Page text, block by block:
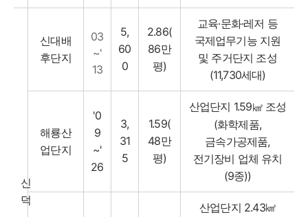
신
덕
신대배
후단지
03
~'
13
5,
60
0
2.86(
86만
평)
교육·문화·레저 등
국제업무기능 지원
및 주거단지 조성
(11,730세대)
해룡산
업단지
'0
9
~'
26
3,
31
5
1.59(
48만
평)
산업단지 1.59㎢조성
(화학제품,
금속가공제품,
전기장비 업체 유치
(9종))
산업단지 2.43㎢